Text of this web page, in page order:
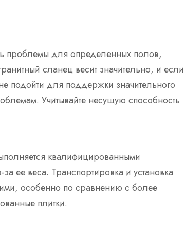
проблемы для определенных полов,
сланец весит значительно, и если
подойти для поддержки значительного
Учитывайте несущую способность
квалифицированными
ее веса. Транспортировка и установка
особенно по сравнению с более
плитки.